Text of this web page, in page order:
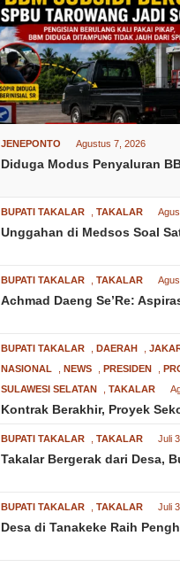
JENEPONTO Agustus 7, 2026
Diduga Modus Penyaluran
BUPATI TAKALAR TAKALAR
Unggahan di Medsos Soal
BUPATI TAKALAR TAKALAR
Achmad Daeng Se’Re:
BUPATI TAKALAR DAERAH
NASIONAL
NEWS PRESIDEN
SULAWESI SELATAN
TAKALAR
Kontrak Berakhir, Proyek
BUPATI TAKALAR TAKALAR Juli
Takalar Bergerak dari Desa,
BUPATI TAKALAR TAKALAR Juli
Desa di Tanakeke Raih